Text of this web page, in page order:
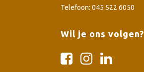
Telefoon: 045 522 6050
Wil je ons volgen?